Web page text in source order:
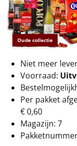
€55 tot €75
€75 tot €100
€100 en hoger
Alle
Thema
Origineel
Oude collectie
Niet meer
Voorraad:
Per pakket
€ 0,60
Magazijn: 7